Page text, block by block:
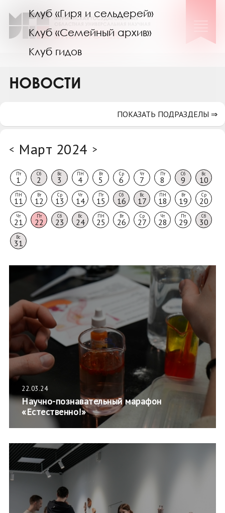
Клуб «Гиря и сельдерей»
Клуб «Семейный архив»
Клуб гидов
Коллегам
НОВОСТИ
< Март 2024 >
Пт
1
Сб
2
Вс
3
ПН
4
Вт
5
Ср
6
Чт
7
Пт
8
Сб
9
Вс
10
ПН
11
Вт
12
Ср
13
Чт
14
Пт
15
Сб
16
Вс
17
ПН
18
Вт
19
Ср
20
Чт
21
Пт
22
Сб
23
Вс
24
ПН
25
Вт
26
Ср
27
Чт
28
Пт
29
Сб
30
Вс
31
22.03.24
Научно-познавательный марафон
«Естественно!»
ПОКАЗАТЬ ПОДРАЗДЕЛЫ ⇒